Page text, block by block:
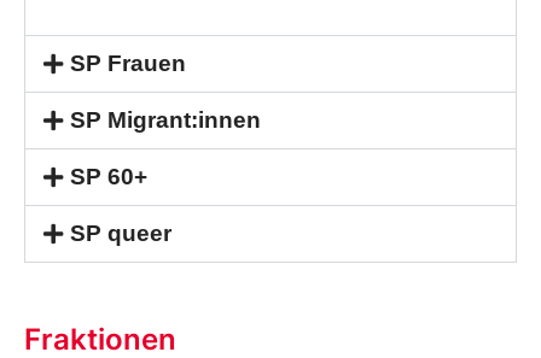
SP Frauen
SP Migrant:innen
SP 60+
SP queer
Fraktionen